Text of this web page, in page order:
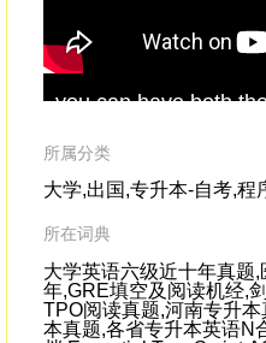
you can have both
genetic
所属分类
大学,出国,专升本-自考,程
所在词典
大学英语六级近十年真题
年,GRE填空及阅读机经,
TPO阅读真题,河南专升
本真题,各省专升本英语N